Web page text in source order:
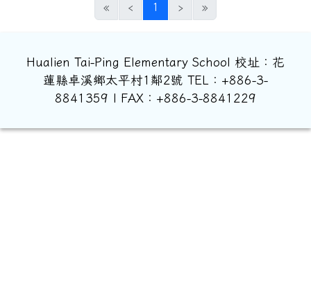
« ‹ 1 (目前頁次)
› »
Hualien Tai-Ping Elementary School 校址：花
蓮縣卓溪鄉太平村1鄰2號 TEL：+886-3-
8841359 | FAX：+886-3-8841229